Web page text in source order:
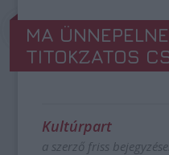
MA
TITOKZATOS
Kultúrpart
a szerző friss